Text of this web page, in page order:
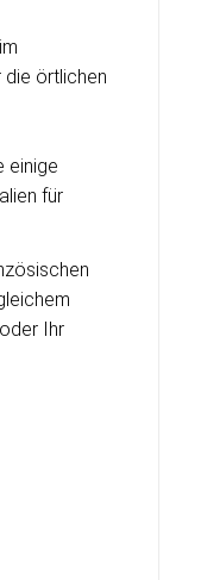
die örtlichen
einige
für
Ihr